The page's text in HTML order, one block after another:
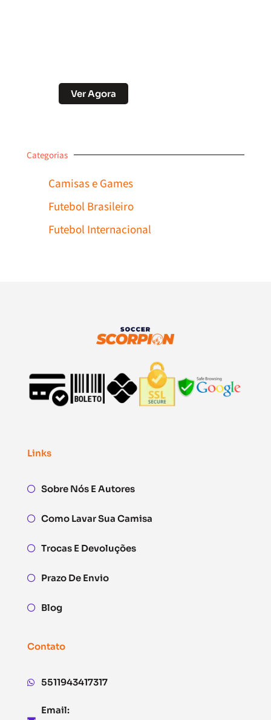
Ver Agora
Categorias
Camisas e Games
Futebol Brasileiro
Futebol Internacional
Links
Sobre Nós E Autores
Como Lavar Sua Camisa
Trocas E Devoluções
Prazo De Envio
Blog
Contato
5511943417317
Email: